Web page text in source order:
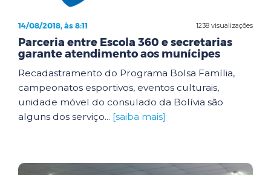
1238 visualizações
14/08/2018, às 8:11
Parceria entre Escola 360 e secretarias
garante atendimento aos munícipes
Recadastramento do Programa Bolsa Família,
campeonatos esportivos, eventos culturais,
unidade móvel do consulado da Bolívia são
alguns dos serviço... [saiba mais]